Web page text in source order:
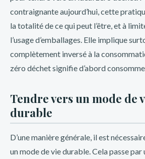
juegos de casino. Con una amplia
podrás elegir entre bonos de
depósito, bonos por referir a un amigo
promociones te brindarán la
ganancias y vivir una experiencia única
especiales para eventos deportivos
Copa América o la Champions League.
te permitirán disfrutar de cuotas
gratuitas y bonos adicionales. No te
apostar en tus equipos favoritos y
contraignante aujourd’hui, cette
la totalité de ce qui peut l’être, et à
l’usage d’emballages. Elle implique
complètement inversé à la
zéro déchet signifie d’abord
Tendre vers un mode de
durable
D’une manière générale, il est
un mode de vie durable. Cela passe par